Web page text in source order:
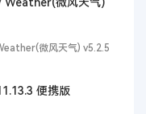
微风天气) v5.2.5
便携版